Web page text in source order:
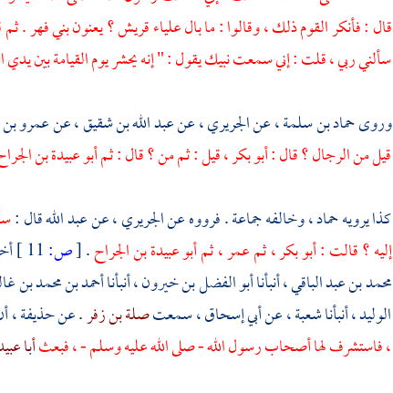
قال : فأنكر القوم ذلك ، وقالوا : ما بال علياءقريش ؟يعنونبني فهر.
سألني ربي ، قلت : إني سمعت نبيك يقول : " إنه يحشر يوم القيامة بين يدي
وروىحماد بن سلمة ،عنالجريري ،عنعبد الله بن شقيق ،عنعمرو
قيل من الرجال ؟ قال :أبو بكر ،قيل : ثم من ؟ قال : ثمأبو عبيدة بن
كذا يرويهحماد ،وخالفه جماعة . فرووه عن الجريري ، عنعبد اللهقال :
إليه ؟ قالت :أبو بكر ،ثمعمر ،ثمأبو عبيدة بن الجراح.
[ص:
محمد بن عبد الباقي ،أنبأناأبو الفضل بن خيرون ،أنبأناأحمد بن محمد بن
الوليد ،أنبأناشعبة ،عنأبي إسحاق ،سمعتصلة بن زفر. عنحذيفة ،
، فاستشرف لها أصحاب رسول الله - صلى الله عليه وسلم - ، فبعثأبا